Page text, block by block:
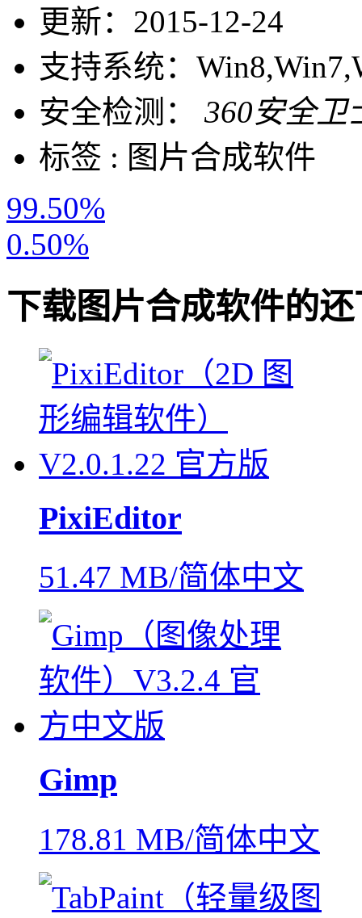
更新： 2015-12-24
支持系统：
安全检测：
360安全卫
标签 : 图片合成软件
99.50%
0.50%
下载图片合成软件的
PixiEditor
51.47 MB/简体中文
Gimp
178.81 MB/简体中文